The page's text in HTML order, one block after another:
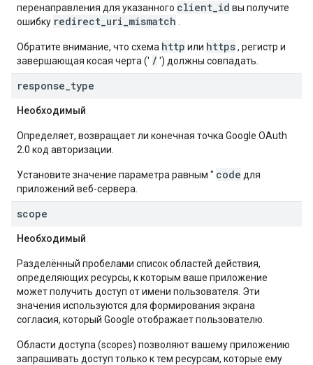
перенаправления для указанного client_id вы получите
ошибку redirect_uri_mismatch
Обратите внимание, что схема http или https, регистр и
завершающая косая черта (' / ') должны совпадать.
response type
Необходимый
Определяет, возвращает ли конечная точка Google OAuth
2.0 код авторизации.
Установите значение параметра равным " code для
приложений веб-сервера.
scope
Необходимый
Разделённый пробелами список областей действия,
определяющих ресурсы, к которым ваше приложение
может получить доступ от имени пользователя. Эти
значения используются для формирования экрана
согласия, который Google отображает пользователю.
Области доступа (scopes) позволяют вашему приложению
запрашивать доступ только к тем ресурсам, которые ему